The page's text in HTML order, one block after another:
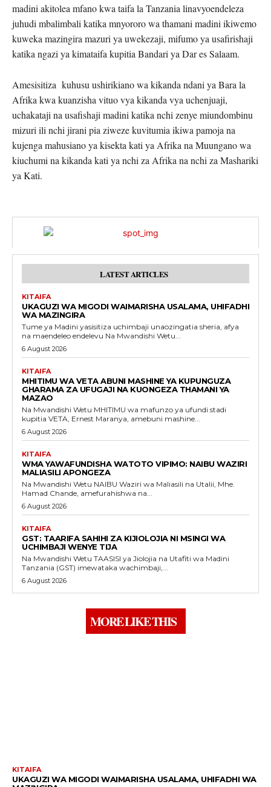
madini akitolea mfano kwa taifa la Tanzania linavyoendeleza
juhudi mbalimbali katika mnyororo wa thamani madini ikiwemo
kuweka mazingira mazuri ya uwekezaji, mifumo ya usafirishaji
katika ngazi ya kimataifa kupitia Bandari ya Dar es Salaam.
Amesisitiza kuhusu ushirikiano wa kikanda ndani ya Bara la
Afrika kwa kuanzisha vituo vya kikanda vya uchenjuaji,
uchakataji na usafishaji madini katika nchi zenye miundombinu
mizuri ili nchi jirani pia ziweze kuvitumia ikiwa pamoja na
kujenga mahusiano ya kisekta kati ya Afrika na Muungano wa
kiuchumi na kikanda kati ya nchi za Afrika na nchi za Mashariki
ya Kati.
LATEST ARTICLES
KITAIFA
UKAGUZI WA MIGODI WAIMARISHA USALAMA, UHIFADHI
WA MAZINGIRA
Tume ya Madini yasisitiza uchimbaji unaozingatia sheria, afya
na maendeleo endelevu Na Mwandishi Wetu...
6 August 2026
KITAIFA
MHITIMU WA VETA ABUNI MASHINE YA KUPUNGUZA
GHARAMA ZA UFUGAJI NA KUONGEZA THAMANI YA
MAZAO
Na Mwandishi Wetu MHITIMU wa mafunzo ya ufundi stadi
kupitia VETA, Ernest Maranya, amebuni mashine...
6 August 2026
KITAIFA
WMA YAWAFUNDISHA WATOTO VIPIMO: NAIBU WAZIRI
MALIASILI APONGEZA
Na Mwandishi Wetu NAIBU Waziri wa Maliasili na Utalii, Mhe.
Hamad Chande, amefurahishwa na...
6 August 2026
KITAIFA
GST: TAARIFA SAHIHI ZA KIJIOLOJIA NI MSINGI WA
UCHIMBAJI WENYE TIJA
Na Mwandishi Wetu TAASISI ya Jiolojia na Utafiti wa Madini
Tanzania (GST) imewataka wachimbaji,...
6 August 2026
MORE LIKE THIS
KITAIFA
UKAGUZI WA MIGODI WAIMARISHA USALAMA, UHIFADHI WA